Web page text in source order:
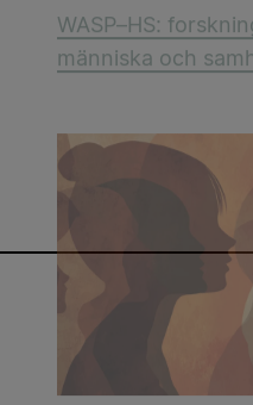
WASP–HS:
människa och